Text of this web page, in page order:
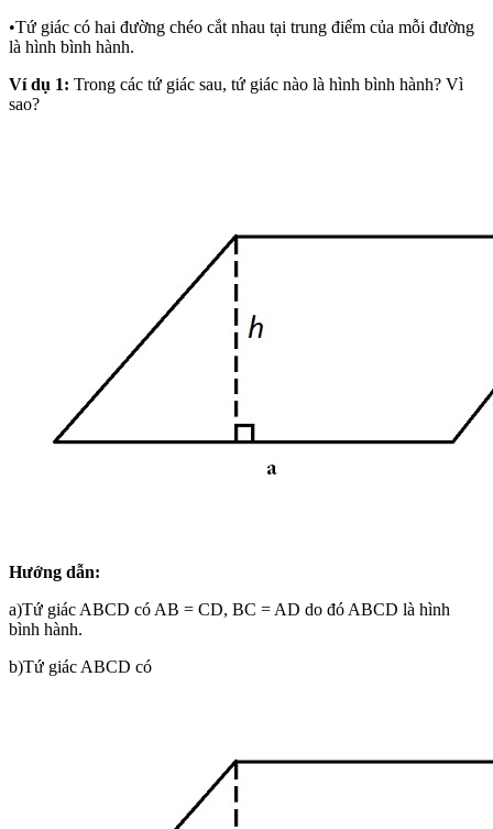
•Tứ giác có hai đường chéo cắt nhau tại trung điểm của mỗi đường
là hình bình hành.
Ví dụ 1: Trong các tứ giác sau, tứ giác nào là hình bình hành? Vì
sao?
Hướng dẫn:
a)Tứ giác ABCD có AB = CD, BC = AD do đó ABCD là hình
bình hành.
b)Tứ giác ABCD có